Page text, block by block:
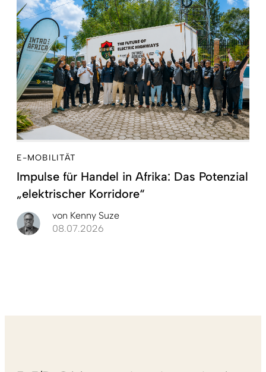
E-MOBILITÄT
Impulse für Handel in Afrika: Das Potenzial
„elektrischer Korridore“
von Kenny Suze
08.07.2026